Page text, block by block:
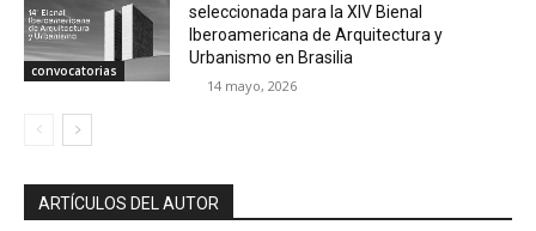
convocatorias
seleccionada para la XIV Bienal
Iberoamericana de Arquitectura y
Urbanismo en Brasilia
14 mayo, 2026
ARTÍCULOS DEL AUTOR